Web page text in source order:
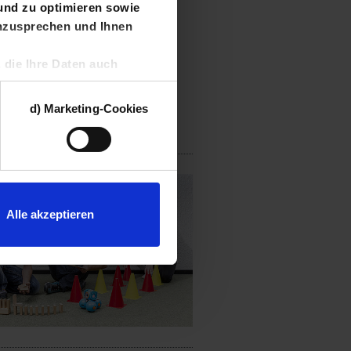
zu optimieren sowie
und Ihnen
Ihre Daten auch
können die aus
und einer
dieser Cookies Sie
d) Marketing-Cookies
Alle akzeptieren